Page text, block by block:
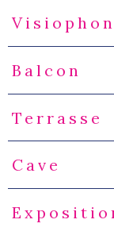
Balcon
Terrasse
Cave